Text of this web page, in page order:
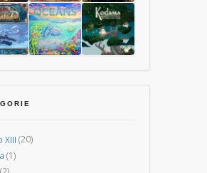
La
Ferrovia
degli
Animali
–
Il
Gioco
di
L’Isola
dei
15
Uomini
XIII (20)
(1)